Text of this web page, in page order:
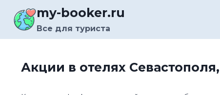
содержимому
my-booker.ru
Все для туриста
Акции в отелях